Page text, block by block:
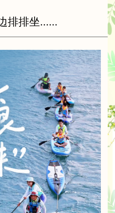
排排坐......